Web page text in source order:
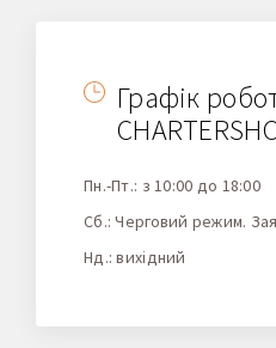
Графік
Пн.-Пт.: з 10:00 до 18:00
Сб.: Черговий режим.
Нд.: вихідний